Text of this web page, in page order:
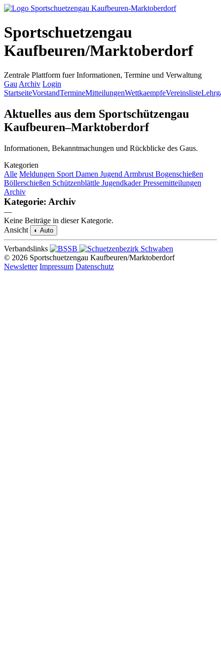
Sportschuetzengau
Kaufbeuren/Marktoberdorf
Zentrale Plattform fuer Informationen, Termine und Verwaltung
Gau Archiv Login
StartseiteVorstandTermineMitteilungenWettkaempfeVereinsliste
Aktuelles aus dem Sportschützengau
Kaufbeuren–Marktoberdorf
Informationen, Bekanntmachungen und Rückblicke des Gaus.
Kategorien
Alle Meldungen Sport Damen Jugend Armbrust Bogenschießen
Böllerschießen Schützenblättle JugendkaderPressemitteilungen
Archiv
Kategorie: Archiv
—
Keine Beiträge in dieser Kategorie.
Ansicht
◐ Auto
Verbandslinks
© 2026 Sportschuetzengau Kaufbeuren/Marktoberdorf
Newsletter Impressum Datenschutz